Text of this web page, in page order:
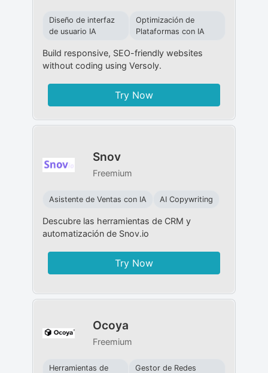
Diseño de interfaz
de usuario IA
Optimización de
Plataformas con IA
Build responsive, SEO-friendly websites
without coding using Versoly.
Try Now
Snov
Freemium
Asistente de Ventas con IA AI Copywriting
Descubre las herramientas de CRM y
automatización de Snov.io
Try Now
Ocoya
Freemium
Herramientas de
Gestor de Redes